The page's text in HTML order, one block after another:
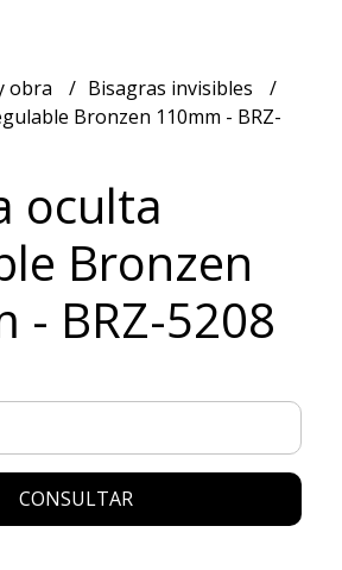
obra
Bisagras invisibles
Bronzen 110mm - BRZ-
oculta
Bronzen
- BRZ-5208
CONSULTAR